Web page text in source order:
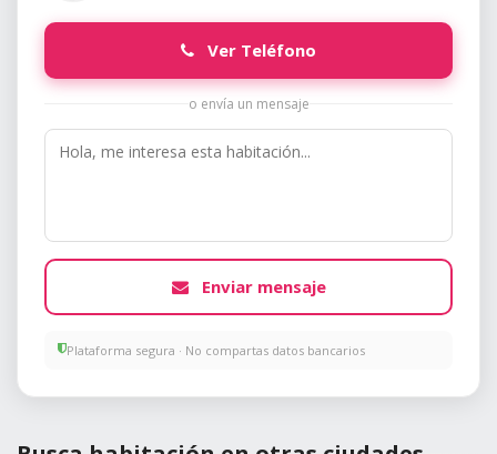
Ver Teléfono
o envía un mensaje
Enviar mensaje
Plataforma segura · No compartas datos bancarios